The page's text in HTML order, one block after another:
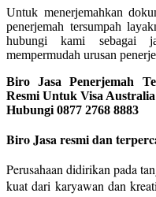
Untuk menerjemahkan
penerjemah tersumpah
hubungi kami sebagai
mempermudah urusan
Biro Jasa Penerjemah
Resmi Untuk Visa
Hubungi 0877 2768 8883
Biro Jasa resmi dan
Perusahaan didirikan pada
kuat dari karyawan dan